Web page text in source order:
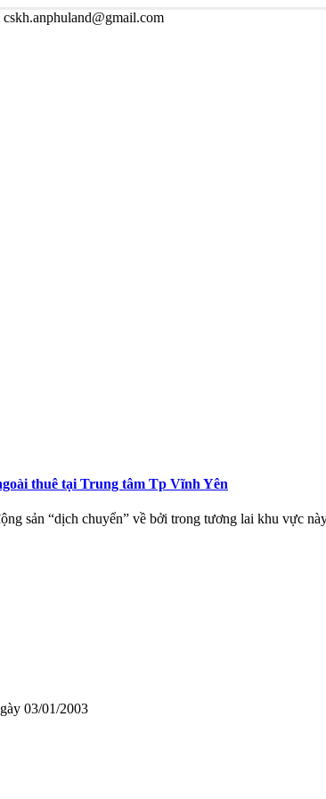
thuê tại Trung tâm Tp Vĩnh Yên
sản “dịch chuyển” về bởi trong tương lai khu vực
03/01/2003